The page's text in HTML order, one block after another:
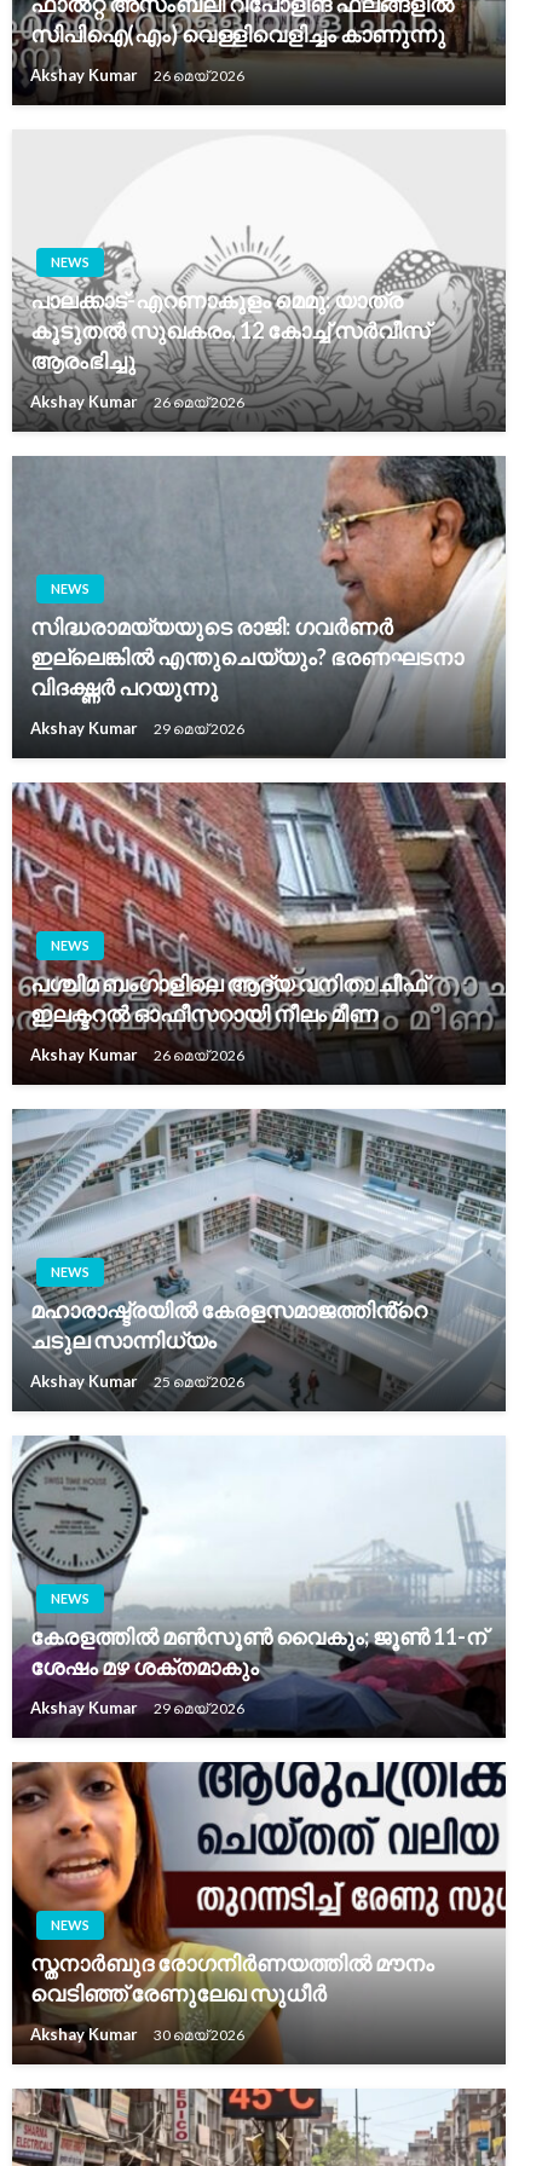
സിപിഐ(എം) വെള്ളിവെളിച്ചം കാണുന്നു
Akshay Kumar 26 മെയ്‌ 2026
NEWS
പാലക്കാട്-എറണാകുളം മെമു: യാത്ര
കൂടുതൽ സുഖകരം, 12 കോച്ച് സർവീസ്
ആരംഭിച്ചു
Akshay Kumar 26 മെയ്‌ 2026
NEWS
സിദ്ധരാമയ്യയുടെ രാജി: ഗവർണർ
ഇല്ലെങ്കിൽ എന്തുചെയ്യും? ഭരണഘടനാ
വിദഗ്ദ്ധർ പറയുന്നു
Akshay Kumar 29 മെയ്‌ 2026
NEWS
പശ്ചിമ ബംഗാളിലെ ആദ്യ വനിതാ ചീഫ്
ഇലക്ടറൽ ഓഫീസറായി നീലം മീണ
Akshay Kumar 26 മെയ്‌ 2026
NEWS
മഹാരാഷ്ട്രയിൽ കേരളസമാജത്തിൻ്റെ
ചടുല സാന്നിധ്യം
Akshay Kumar 25 മെയ്‌ 2026
NEWS
കേരളത്തിൽ മൺസൂൺ വൈകും; ജൂൺ 11-ന്
ശേഷം മഴ ശക്തമാകും
Akshay Kumar 29 മെയ്‌ 2026
NEWS
സ്തനാർബുദ രോഗനിർണയത്തിൽ മൗനം
വെടിഞ്ഞ് രേണുലേഖ സുധീർ
Akshay Kumar 30 മെയ്‌ 2026